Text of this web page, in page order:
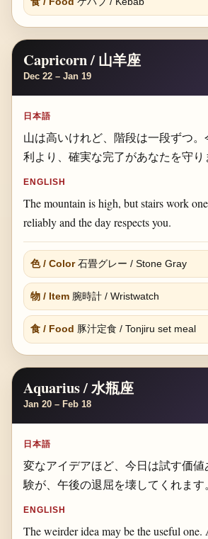
Capricorn / 山羊座
Dec 22 – Jan 19
日本語
山は高いけれど、階段は一段ずつ
利より、確実な完了があなたを守り
ENGLISH
The mountain is high, but stairs work
reliably and the day respects you.
色 / Color石畳グレー / Stone Gray
物 / Item腕時計 / Wristwatch
食 / Food 豚汁定食 / Tonjiru set meal
Aquarius / 水瓶座
Jan 20 – Feb 18
日本語
変なアイデアほど、今日は試す価
験が、午後の退屈を壊してくれます。
ENGLISH
The weirder idea may be the useful one.